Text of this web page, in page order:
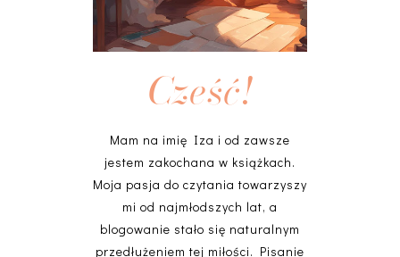
Cześć!
Mam na imię Iza i od zawsze
jestem zakochana w książkach.
Moja pasja do czytania towarzyszy
mi od najmłodszych lat, a
blogowanie stało się naturalnym
przedłużeniem tej miłości. Pisanie